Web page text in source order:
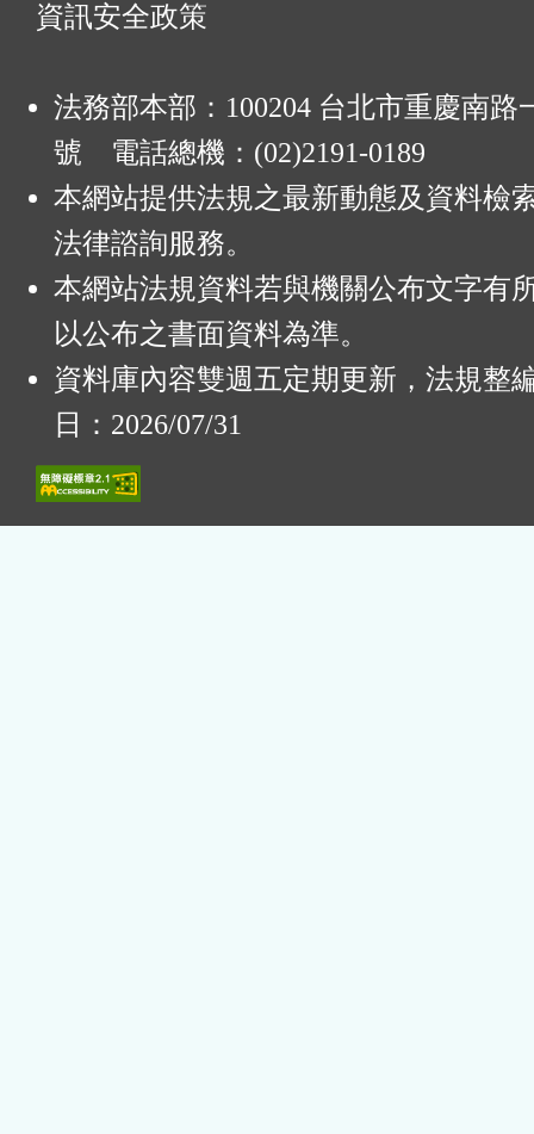
資訊安全政策
法務部本部：100204 台北市重慶南路
號 電話總機：(02)2191-0189
本網站提供法規之最新動態及資料檢
法律諮詢服務。
本網站法規資料若與機關公布文字有
以公布之書面資料為準。
資料庫內容雙週五定期更新，法規整
日：2026/07/31